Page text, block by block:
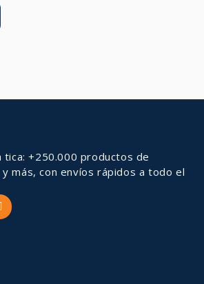
tica: +250.000 productos de
más, con envíos rápidos a todo el